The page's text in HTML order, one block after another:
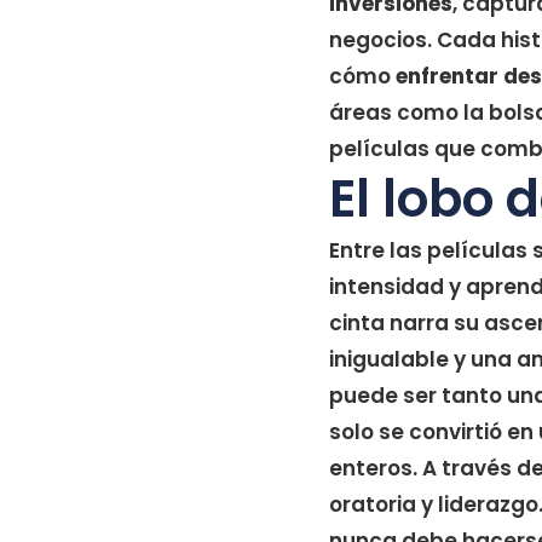
negocios. Cada
cómoenfrentar
áreas como la
películas que
El lobo
Entre las películas
intensidad y
cinta narra su
inigualable y una
puede ser tanto
solo se convirtió
enteros. A través
oratoria y